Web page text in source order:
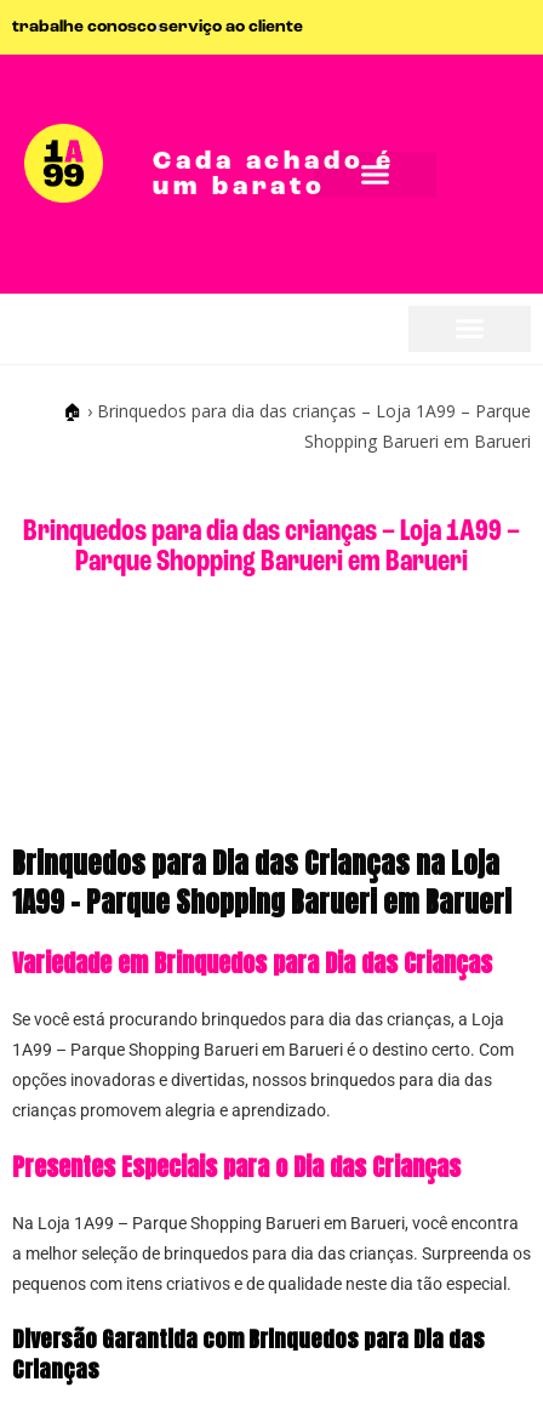
trabalhe conoscoserviço ao cliente
Cada achado é
um barato
🏠 › Brinquedos para dia das crianças – Loja 1A99 – Parque
Shopping Barueri em Barueri
Brinquedos para dia das crianças – Loja 1A99 –
Parque Shopping Barueri em Barueri
Brinquedos para Dia das Crianças na Loja
1A99 – Parque Shopping Barueri em Barueri
Variedade em Brinquedos para Dia das Crianças
Se você está procurando brinquedos para dia das crianças, a Loja
1A99 – Parque Shopping Barueri em Barueri é o destino certo. Com
opções inovadoras e divertidas, nossos brinquedos para dia das
crianças promovem alegria e aprendizado.
Presentes Especiais para o Dia das Crianças
Na Loja 1A99 – Parque Shopping Barueri em Barueri, você encontra
a melhor seleção de brinquedos para dia das crianças. Surpreenda os
pequenos com itens criativos e de qualidade neste dia tão especial.
Diversão Garantida com Brinquedos para Dia das
Crianças